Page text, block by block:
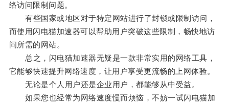
络访问限制问题。
有些国家或地区对于特定网站进行了封锁或限制访问，
而使用闪电猫加速器可以帮助用户突破这些限制，畅快地访
问所需的网站。
总之，闪电猫加速器无疑是一款非常实用的网络工具，
它能够快速提升网络速度，让用户享受更流畅的上网体验。
无论是个人用户还是企业用户，都能够从中受益。
如果您也经常为网络速度慢而烦恼，不妨一试闪电猫加